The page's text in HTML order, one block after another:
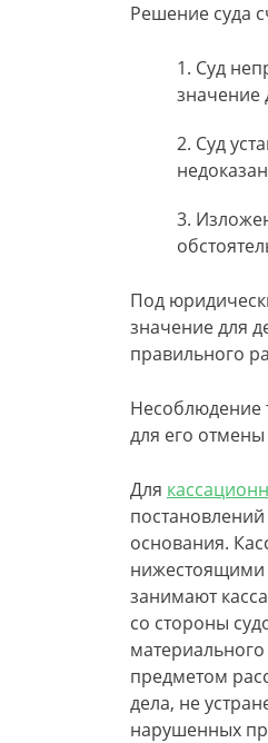
Решение суда
Суд
значение
Суд
Под
значение для
правильного
Несоблюдение
для его
Для
основания.
нижестоящими
занимают
со стороны
предметом
дела, не
нарушенных